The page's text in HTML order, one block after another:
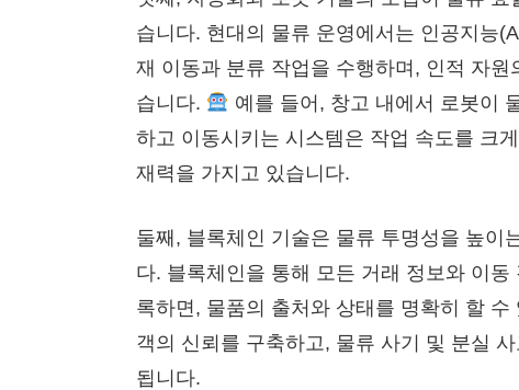
습니다. 현대의 물류 운영에서는 인공지능
재 이동과 분류 작업을 수행하며, 인적 자원
습니다.
예를 들어, 창고 내에서 로봇이
하고 이동시키는 시스템은 작업 속도를 크
재력을 가지고 있습니다.
둘째, 블록체인 기술은 물류 투명성을 높이
다. 블록체인을 통해 모든 거래 정보와 이동
록하면, 물품의 출처와 상태를 명확히 할 수
객의 신뢰를 구축하고, 물류 사기 및 분실
됩니다.